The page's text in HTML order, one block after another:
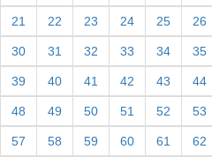
21 22 23 24 25 26
30 31 32 33 34 35
39 40 41 42 43 44
48 49 50 51 52 53
57 58 59 60 61 62